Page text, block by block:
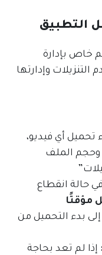
التطبيق
خاص بإدارة
وإدارتها
تحميل أي فيديو،
وحجم الملف
في حالة انقطاع
مؤقتًا
بدء التحميل من
إذا لم تعد بحاجة